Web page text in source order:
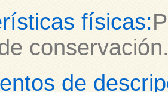
físicas:
de